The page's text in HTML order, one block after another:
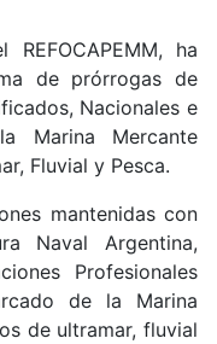
ha
de prórrogas de
Nacionales e
Marina Mercante
Fluvial y Pesca.
mantenidas con
Naval Argentina,
Profesionales
de la Marina
de ultramar, fluvial